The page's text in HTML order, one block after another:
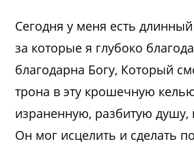
Сегодня у меня есть
за которые я глубоко
благодарна Богу, Который
трона в эту крошечную
израненную, разбитую душу,
Он мог исцелить и сделать